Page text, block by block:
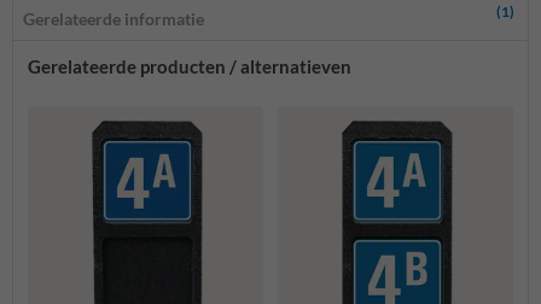
Gerelateerde informatie (1)
Gerelateerde producten / alternatieven